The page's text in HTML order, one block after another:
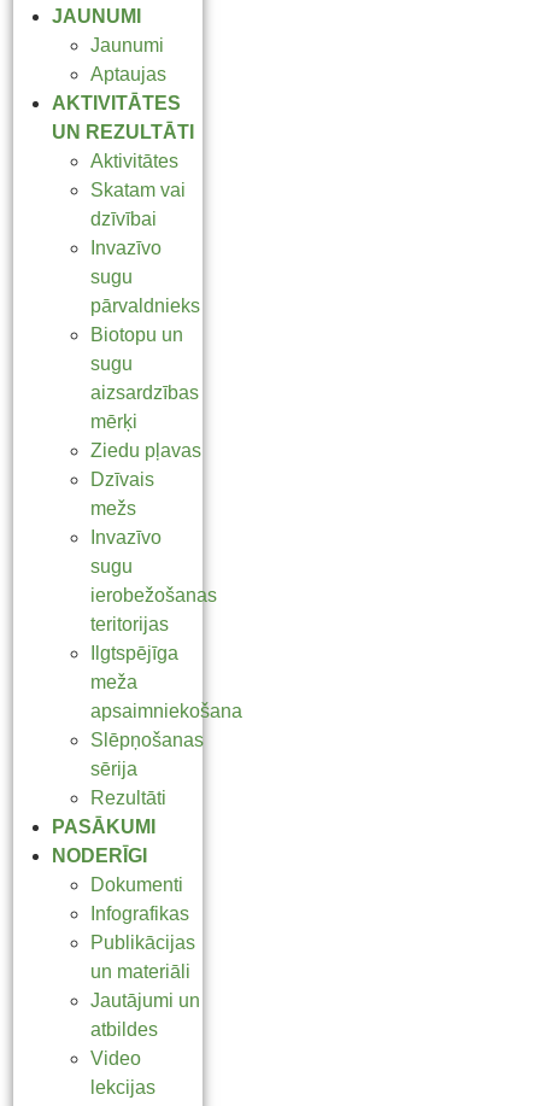
JAUNUMI
Jaunumi
Aptaujas
AKTIVITĀTES
UN REZULTĀTI
Aktivitātes
Skatam vai
dzīvībai
Invazīvo
sugu
pārvaldnieks
Biotopu un
sugu
aizsardzības
mērķi
Ziedu pļavas
Dzīvais
mežs
Invazīvo
sugu
ierobežošanas
teritorijas
Ilgtspējīga
meža
apsaimniekošana
Slēpņošanas
sērija
Rezultāti
PASĀKUMI
NODERĪGI
Dokumenti
Infografikas
Publikācijas
un materiāli
Jautājumi un
atbildes
Video
lekcijas